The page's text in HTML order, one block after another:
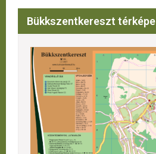
Bükkszentkereszt térképe